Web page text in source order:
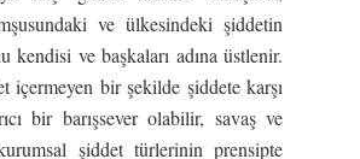
ve ülkesindeki şiddetin
kendisi ve başkaları adına üstlenir.
içermeyen bir şekilde şiddete karşı
bir barışsever olabilir, savaş ve
şiddet türlerinin prensipte